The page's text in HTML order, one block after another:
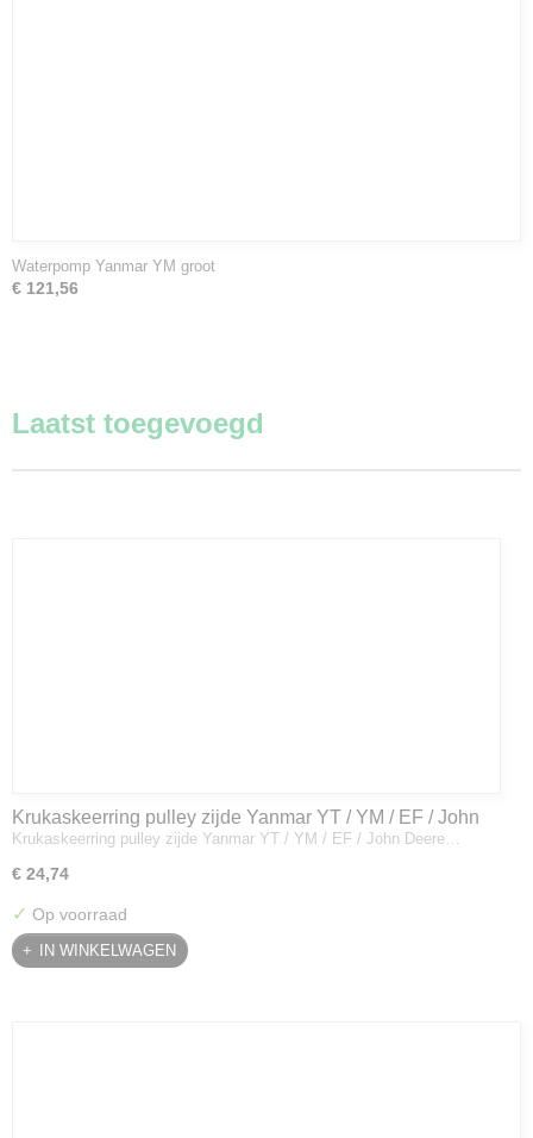
Waterpomp Yanmar YM groot
€ 121,56
Laatst toegevoegd
Krukaskeerring pulley zijde Yanmar YT / YM / EF / John
Deere - 119934-01800
Krukaskeerring pulley zijde Yanmar YT / YM / EF / John Deere…
€ 24,74
✓ Op voorraad
IN WINKELWAGEN